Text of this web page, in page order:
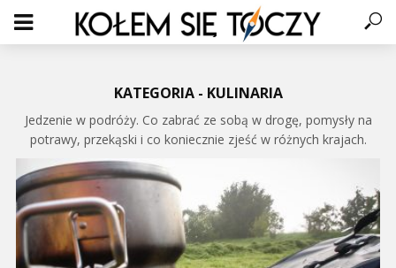
KATEGORIA - KULINARIA
Jedzenie w podróży. Co zabrać ze sobą w drogę, pomysły na
potrawy, przekąski i co koniecznie zjeść w różnych krajach.